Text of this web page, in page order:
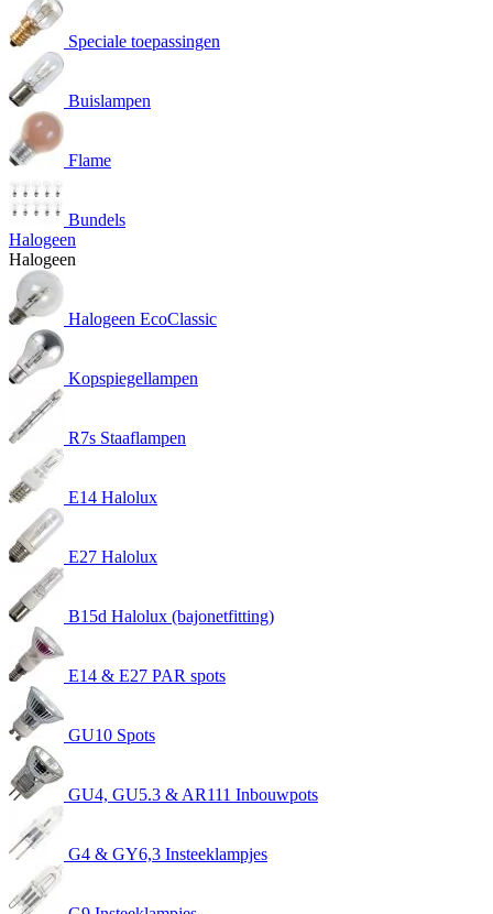
Speciale toepassingen
Buislampen
Flame
Bundels
Halogeen
Halogeen
Halogeen EcoClassic
Kopspiegellampen
R7s Staaflampen
E14 Halolux
E27 Halolux
B15d Halolux (bajonetfitting)
E14 & E27 PAR spots
GU10 Spots
GU4, GU5.3 & AR111 Inbouwpots
G4 & GY6,3 Insteeklampjes